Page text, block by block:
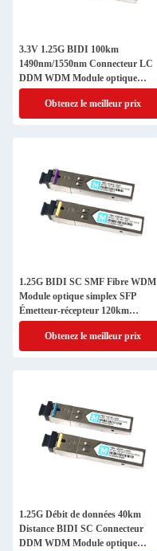
3.3V 1.25G BIDI 100km
1490nm/1550nm Connecteur LC
DDM WDM Module optique
simplex Transcepteur module SFP
Obtenez le meilleur prix
1.25G BIDI SC SMF Fibre WDM
Module optique simplex SFP
Émetteur-récepteur 120km
1490nm/1550nm
Obtenez le meilleur prix
1.25G Débit de données 40km
Distance BIDI SC Connecteur
DDM WDM Module optique